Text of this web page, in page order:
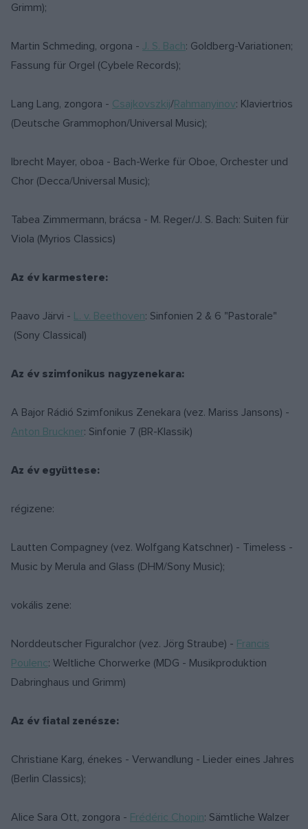
Grimm);
Martin Schmeding, orgona - J. S. Bach: Goldberg-Variationen;
Fassung für Orgel (Cybele Records);
Lang Lang, zongora - Csajkovszkij/Rahmanyinov: Klaviertrios
(Deutsche Grammophon/Universal Music);
lbrecht Mayer, oboa - Bach-Werke für Oboe, Orchester und
Chor (Decca/Universal Music);
Tabea Zimmermann, brácsa - M. Reger/J. S. Bach: Suiten für
Viola (Myrios Classics)
Az év karmestere:
Paavo Järvi - L. v. Beethoven: Sinfonien 2 & 6 "Pastorale"
(Sony Classical)
Az év szimfonikus nagyzenekara:
A Bajor Rádió Szimfonikus Zenekara (vez. Mariss Jansons) -
Anton Bruckner: Sinfonie 7 (BR-Klassik)
Az év együttese:
régizene:
Lautten Compagney (vez. Wolfgang Katschner) - Timeless -
Music by Merula and Glass (DHM/Sony Music);
vokális zene:
Norddeutscher Figuralchor (vez. Jörg Straube) - Francis
Poulenc: Weltliche Chorwerke (MDG - Musikproduktion
Dabringhaus und Grimm)
Az év fiatal zenésze:
Christiane Karg, énekes - Verwandlung - Lieder eines Jahres
(Berlin Classics);
Alice Sara Ott, zongora - Frédéric Chopin: Sämtliche Walzer